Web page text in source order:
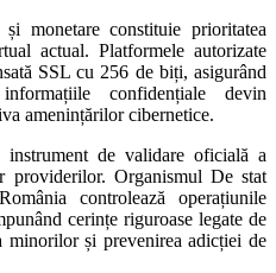
monetare constituie prioritatea
actual. Platformele autorizate
SSL cu 256 de biți, asigurând
confidențiale devin
amenințărilor cibernetice.
de validare oficială a
providerilor. Organismul De stat
controlează operațiunile
cerințe riguroase legate de
minorilor și prevenirea adicției de